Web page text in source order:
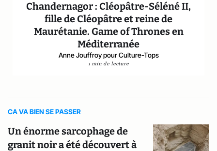
Chandernagor : Cléopâtre-Séléné II,
fille de Cléopâtre et reine de
Maurétanie. Game of Thrones en
Méditerranée
Anne Jouffroy pour Culture-Tops
1 min de lecture
CA VA BIEN SE PASSER
Un énorme sarcophage de
granit noir a été découvert à